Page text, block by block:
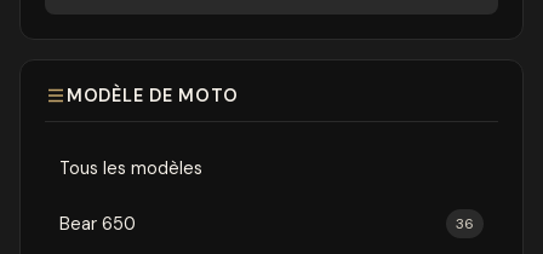
MODÈLE DE MOTO
Tous les modèles
Bear 650 36